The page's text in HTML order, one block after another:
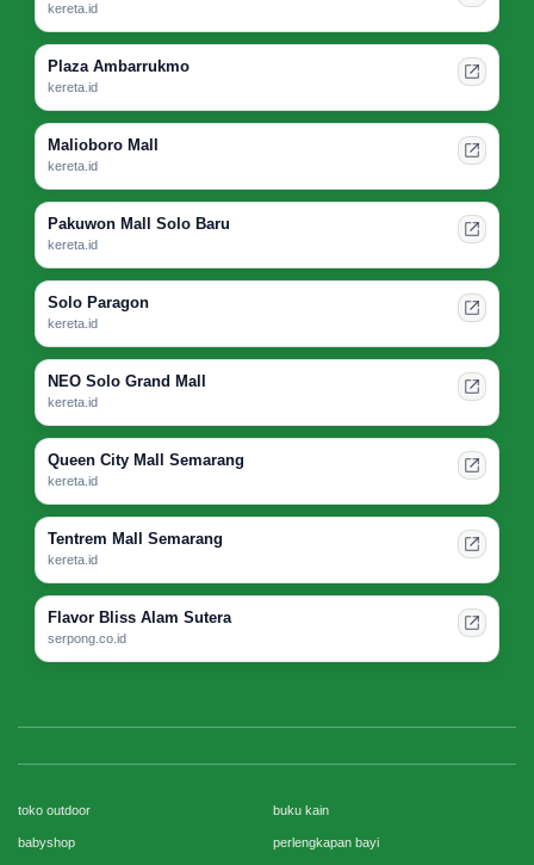
kereta.id
Plaza Ambarrukmo
kereta.id
Malioboro Mall
kereta.id
Pakuwon Mall Solo Baru
kereta.id
Solo Paragon
kereta.id
NEO Solo Grand Mall
kereta.id
Queen City Mall Semarang
kereta.id
Tentrem Mall Semarang
kereta.id
Flavor Bliss Alam Sutera
serpong.co.id
toko outdoor buku kain
babyshop perlengkapan bayi